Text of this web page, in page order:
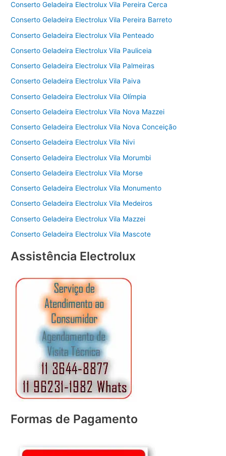
Conserto Geladeira Electrolux Vila Pereira Cerca
Conserto Geladeira Electrolux Vila Pereira Barreto
Conserto Geladeira Electrolux Vila Penteado
Conserto Geladeira Electrolux Vila Pauliceia
Conserto Geladeira Electrolux Vila Palmeiras
Conserto Geladeira Electrolux Vila Paiva
Conserto Geladeira Electrolux Vila Olímpia
Conserto Geladeira Electrolux Vila Nova Mazzei
Conserto Geladeira Electrolux Vila Nova Conceição
Conserto Geladeira Electrolux Vila Nivi
Conserto Geladeira Electrolux Vila Morumbi
Conserto Geladeira Electrolux Vila Morse
Conserto Geladeira Electrolux Vila Monumento
Conserto Geladeira Electrolux Vila Medeiros
Conserto Geladeira Electrolux Vila Mazzei
Conserto Geladeira Electrolux Vila Mascote
Assistência Electrolux
Formas de Pagamento